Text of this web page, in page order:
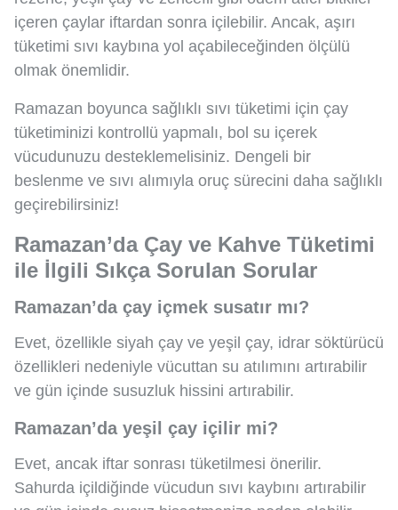
içeren çaylar iftardan sonra içilebilir. Ancak, aşırı
tüketimi sıvı kaybına yol açabileceğinden ölçülü
olmak önemlidir.
Ramazan boyunca sağlıklı sıvı tüketimi için çay
tüketiminizi kontrollü yapmalı, bol su içerek
vücudunuzu desteklemelisiniz. Dengeli bir
beslenme ve sıvı alımıyla oruç sürecini daha sağlıklı
geçirebilirsiniz!
Ramazan’da Çay ve Kahve Tüketimi
ile İlgili Sıkça Sorulan Sorular
Ramazan’da çay içmek susatır mı?
Evet, özellikle siyah çay ve yeşil çay, idrar söktürücü
özellikleri nedeniyle vücuttan su atılımını artırabilir
ve gün içinde susuzluk hissini artırabilir.
Ramazan’da yeşil çay içilir mi?
Evet, ancak iftar sonrası tüketilmesi önerilir.
Sahurda içildiğinde vücudun sıvı kaybını artırabilir